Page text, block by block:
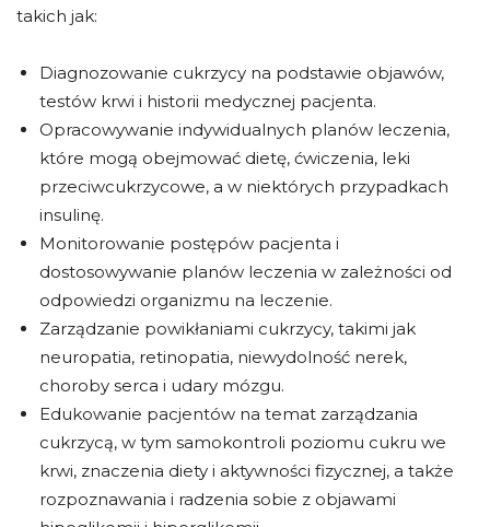
takich jak:
Diagnozowanie cukrzycy na podstawie objawów,
testów krwi i historii medycznej pacjenta.
Opracowywanie indywidualnych planów leczenia,
które mogą obejmować dietę, ćwiczenia, leki
przeciwcukrzycowe, a w niektórych przypadkach
insulinę.
Monitorowanie postępów pacjenta i
dostosowywanie planów leczenia w zależności od
odpowiedzi organizmu na leczenie.
Zarządzanie powikłaniami cukrzycy, takimi jak
neuropatia, retinopatia, niewydolność nerek,
choroby serca i udary mózgu.
Edukowanie pacjentów na temat zarządzania
cukrzycą, w tym samokontroli poziomu cukru we
krwi, znaczenia diety i aktywności fizycznej, a także
rozpoznawania i radzenia sobie z objawami